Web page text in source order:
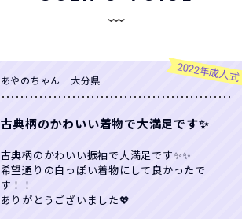
2022年成人式
あやのちゃん 大分県
古典柄のかわいい着物で大満足です✨
古典柄のかわいい振袖で大満足です✨✨
希望通りの白っぽい着物にして良かったで
す！！
ありがとうございました💖